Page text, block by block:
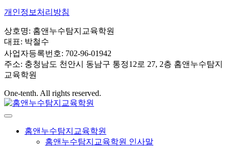
개인정보처리방침
상호명: 홈앤누수탐지교육학원
대표: 박철수
사업자등록번호: 702-96-01942
주소: 충청남도 천안시 동남구 통정12로 27, 2층 홈앤누수탐지
교육학원
One-tenth. All rights reserved.
홈앤누수탐지교육학원
홈앤누수탐지교육학원 인사말